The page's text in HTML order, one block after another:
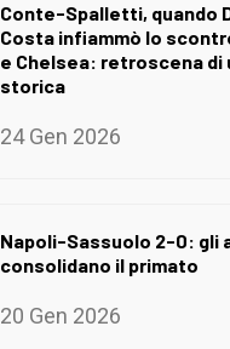
Conte-Spalletti, quando
Costa infiammò lo
e Chelsea: retroscena di
storica
24 Gen 2026
Napoli-Sassuolo 2-0: gli
consolidano il primato
20 Gen 2026